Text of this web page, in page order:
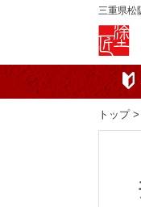
三重県松
トップ>